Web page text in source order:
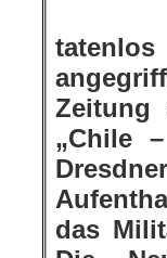
Zeitung
„Chile
das